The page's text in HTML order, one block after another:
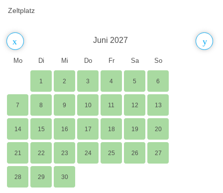
Zeltplatz
Juni 2027
Mo Di Mi Do Fr Sa So
1 2 3 4 5 6
7 8 9 10 11 12 13
14 15 16 17 18 19 20
21 22 23 24 25 26 27
28 29 30